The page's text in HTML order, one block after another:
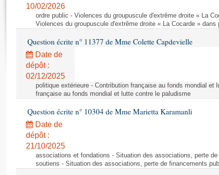
Rapports d'information
Rapports législatifs
Rapports sur l'application des lois
Baromètre de l’application des lois
Dossiers législatifs
Budget et sécurité sociale
Questions écrites et orales
Comptes rendus des débats
Anciennes législatures
Liens vers les sites publics
10/02/2026
ordre public - Violences du groupuscule d'extrême droite « La
Violences du groupuscule d'extrême droite « La Cocarde »
Question écrite n° 11377 de Mme Colette Capdevielle
Date de
dépôt :
02/12/2025
politique extérieure - Contribution française au fonds mondial et
française au fonds mondial et lutte contre le paludisme
Question écrite n° 10304 de Mme Marietta Karamanli
Date de
dépôt :
21/10/2025
associations et fondations - Situation des associations, perte
soutiens - Situation des associations, perte de financements